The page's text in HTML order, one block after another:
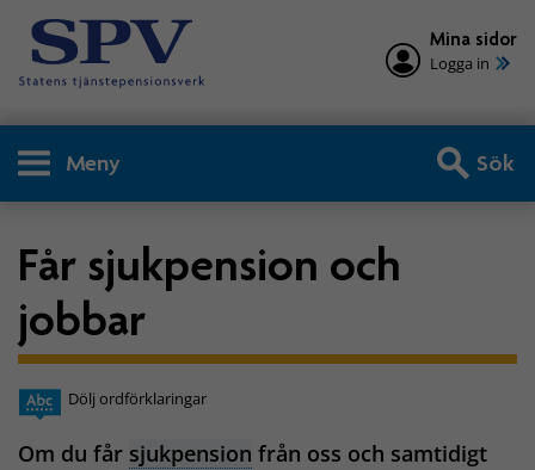
Mina sidor
Logga in
Meny Sök
Får sjukpension och
jobbar
Dölj ordförklaringar
Om du får sjukpension från oss och samtidigt